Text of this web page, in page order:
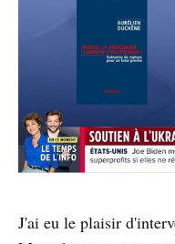
J'ai eu le plaisir